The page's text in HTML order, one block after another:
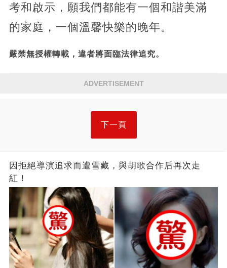
考和啟示，願我們都能有一個和諧美滿
的家庭，一個溫馨快樂的晚年。
嚴禁無授權轉載，違者將面臨法律追究。
ADVERTISEMENT
下一頁
因拒絕導演追求而遭雪藏，與胡歌合作后再次走
紅！